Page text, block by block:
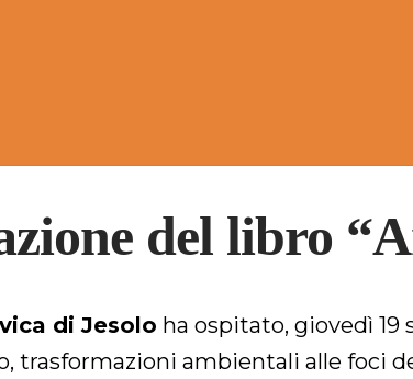
del libro
di Jesolo ha ospitato, giovedì
trasformazioni ambientali alle foci